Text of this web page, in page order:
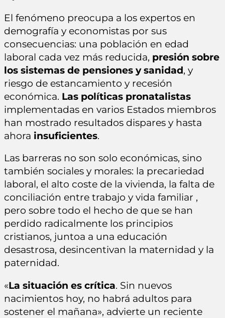
El fenómeno preocupa a los expertos en
demografía y economistas por sus
consecuencias: una población en edad
laboral cada vez más reducida, presión sobre
los sistemas de pensiones y sanidad, y
riesgo de estancamiento y recesión
económica. Las políticas pronatalistas
implementadas en varios Estados miembros
han mostrado resultados dispares y hasta
ahora insuficientes.
Las barreras no son solo económicas, sino
también sociales y morales: la precariedad
laboral, el alto coste de la vivienda, la falta de
conciliación entre trabajo y vida familiar ,
pero sobre todo el hecho de que se han
perdido radicalmente los principios
cristianos, juntoa a una educación
desastrosa, desincentivan la maternidad y la
paternidad.
«La situación es crítica. Sin nuevos
nacimientos hoy, no habrá adultos para
sostener el mañana», advierte un reciente